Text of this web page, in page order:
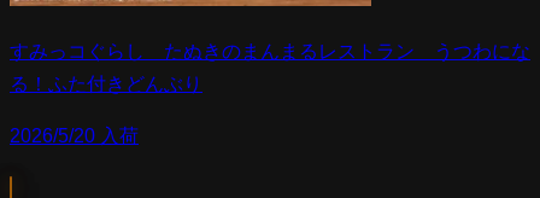
すみっコぐらし たぬきのまんまるレストラン うつわにな
る！ふた付きどんぶり
2026/5/20 入荷